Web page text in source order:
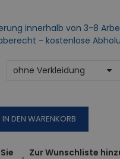
innerhalb von 3-8
- kostenlose
IN DEN WARENKORB
Zur Wunschliste